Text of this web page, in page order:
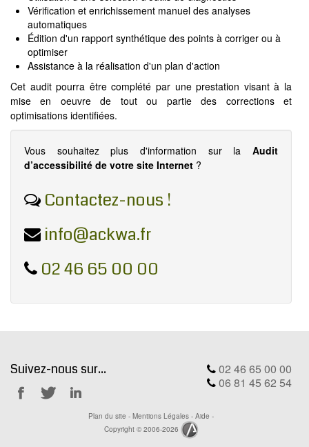
Vérification et enrichissement manuel des analyses
automatiques
Édition d'un rapport synthétique des points à corriger ou à
optimiser
Assistance à la réalisation d'un plan d'action
Cet audit pourra être complété par une prestation visant à la
mise en oeuvre de tout ou partie des corrections et
optimisations identifiées.
Vous souhaitez plus d'information sur la Audit
d’accessibilité de votre site Internet ?
Contactez-nous !
info@ackwa.fr
02 46 65 00 00
02 46 65 00 00
06 81 45 62 54
Suivez-nous sur...
Linkedin
Plan du site - Mentions Légales - Aide -
Copyright © 2006-2026
Ackwa.fr